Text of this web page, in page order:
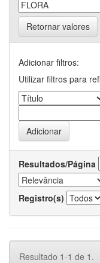
Retornar valores
Adicionar filtros:
Utilizar filtros para
Resultados/Página
Registro(s)
Resultado 1-1 de 1.